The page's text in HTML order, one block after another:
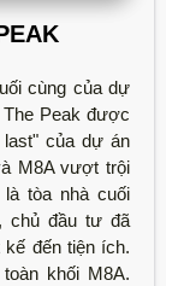
cùng của dự
Peak được
last" của dự án
M8A vượt trội
tòa nhà cuối
chủ đầu tư đã
đến tiện ích.
khối M8A.